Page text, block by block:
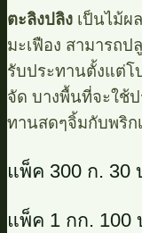
ตะลิงปลิง เป็นไม้ผ
มะเฟือง สามารถ
รับประทานตั้งแต่โ
จัด บางพื้นที่จะใช้
ทานสดๆจิ้มกับพริก
แพ็ค 300 ก. 30
แพ็ค 1 กก. 100